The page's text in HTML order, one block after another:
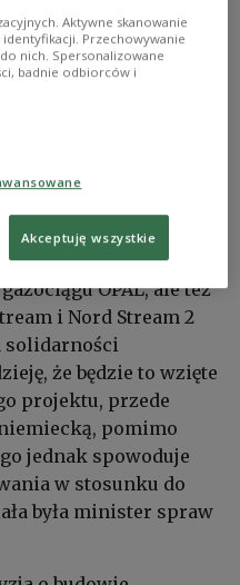
Komisji zezwalającą
przepustowości
Sąd uznał, że
z naruszeniem
- Cieszę się z tego
podejmowane,
OPAL, ale też
i Nord Stream 2
solidarności
że będzie to wzięte
projektu, przede
pomimo
jednak spowoduje
w stosunku do
była minister spraw
Aktywne skanowanie
Przechowywanie
nich. Spersonalizowane
badnie odbiorców i
Akceptuję wszystkie